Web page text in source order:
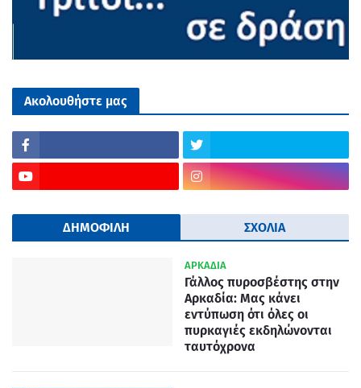
Ακολουθήστε μας
ΔΗΜΟΦΙΛΗ ΣΧΟΛΙΑ
ΑΡΚΑΔΙΑ
Γάλλος πυροσβέστης στην
Αρκαδία: Μας κάνει
εντύπωση ότι όλες οι
πυρκαγιές εκδηλώνονται
ταυτόχρονα